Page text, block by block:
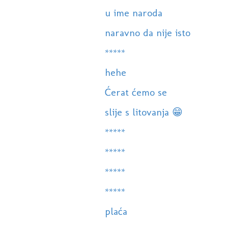
u ime naroda
naravno da nije isto
*****
hehe
Ćerat ćemo se
slije s litovanja 😁
*****
*****
*****
*****
plaća